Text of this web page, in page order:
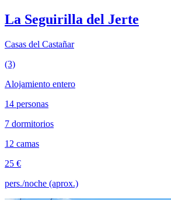
La Seguirilla del Jerte
Casas del Castañar
(3)
Alojamiento entero
14 personas
7 dormitorios
12 camas
25 €
pers./noche (aprox.)